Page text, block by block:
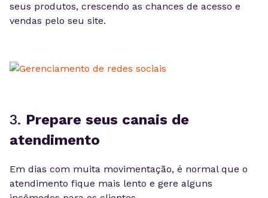
seus produtos, crescendo as chances de acesso e
vendas pelo seu site.
3. Prepare seus canais de
atendimento
Em dias com muita movimentação, é normal que o
atendimento fique mais lento e gere alguns